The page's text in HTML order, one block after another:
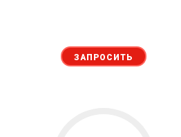
ЗАПРОСИТЬ